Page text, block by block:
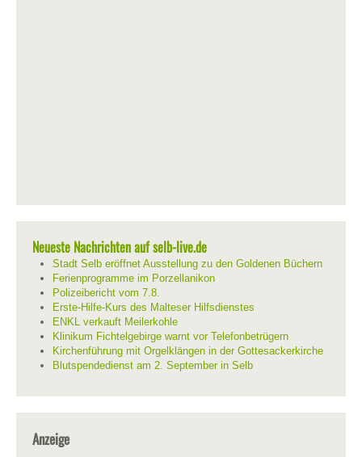
Neueste Nachrichten auf selb-live.de
Stadt Selb eröffnet Ausstellung zu den Goldenen Büchern
Ferienprogramme im Porzellanikon
Polizeibericht vom 7.8.
Erste-Hilfe-Kurs des Malteser Hilfsdienstes
ENKL verkauft Meilerkohle
Klinikum Fichtelgebirge warnt vor Telefonbetrügern
Kirchenführung mit Orgelklängen in der Gottesackerkirche
Blutspendedienst am 2. September in Selb
Anzeige